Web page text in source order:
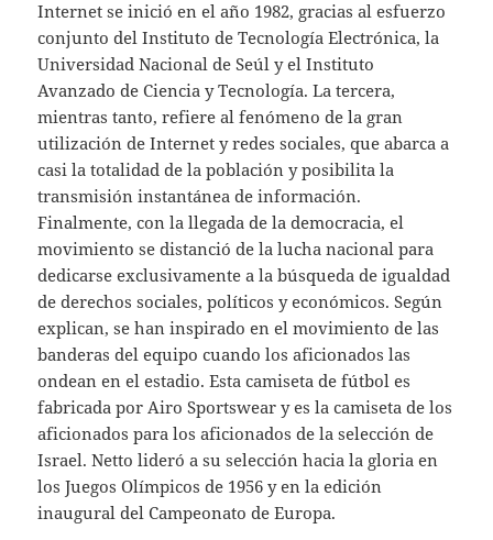
Internet se inició en el año 1982, gracias al esfuerzo
conjunto del Instituto de Tecnología Electrónica, la
Universidad Nacional de Seúl y el Instituto
Avanzado de Ciencia y Tecnología. La tercera,
mientras tanto, refiere al fenómeno de la gran
utilización de Internet y redes sociales, que abarca a
casi la totalidad de la población y posibilita la
transmisión instantánea de información.
Finalmente, con la llegada de la democracia, el
movimiento se distanció de la lucha nacional para
dedicarse exclusivamente a la búsqueda de igualdad
de derechos sociales, políticos y económicos. Según
explican, se han inspirado en el movimiento de las
banderas del equipo cuando los aficionados las
ondean en el estadio. Esta camiseta de fútbol es
fabricada por Airo Sportswear y es la camiseta de los
aficionados para los aficionados de la selección de
Israel. Netto lideró a su selección hacia la gloria en
los Juegos Olímpicos de 1956 y en la edición
inaugural del Campeonato de Europa.